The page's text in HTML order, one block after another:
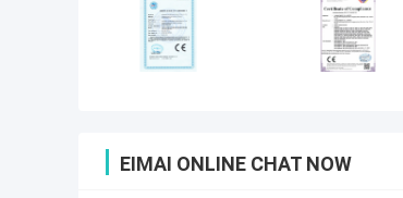
ΕΊΜΑΙ ONLINE CHAT NOW